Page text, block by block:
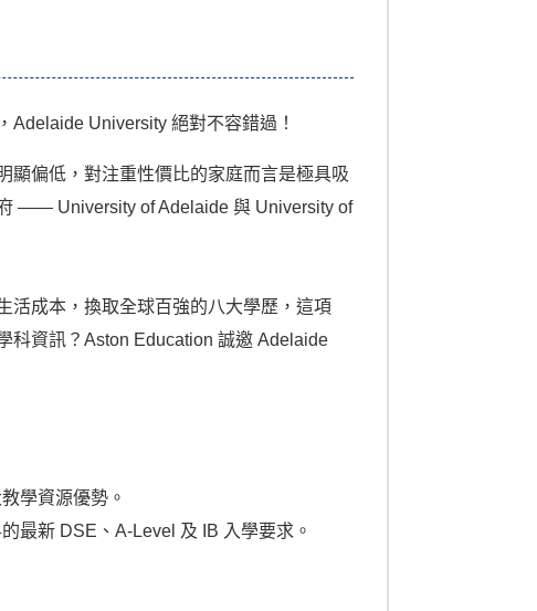
University 絕對不容錯過！
顯偏低，對注重性價比的家庭而言是極具吸
—— University of Adelaide 與 University of
活成本，換取全球百強的八大學歷，這項
科資訊？Aston Education 誠邀 Adelaide
學資源優勢。
最新 DSE、A-Level 及 IB 入學要求。